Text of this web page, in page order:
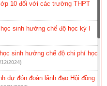
10 đối với các trường THPT
sinh hưởng chế độ học kỳ I
sinh hưởng chế độ chi phí học
2024)
dự đón đoàn lãnh đạo Hội đồng